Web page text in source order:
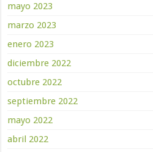
mayo 2023
marzo 2023
enero 2023
diciembre 2022
octubre 2022
septiembre 2022
mayo 2022
abril 2022